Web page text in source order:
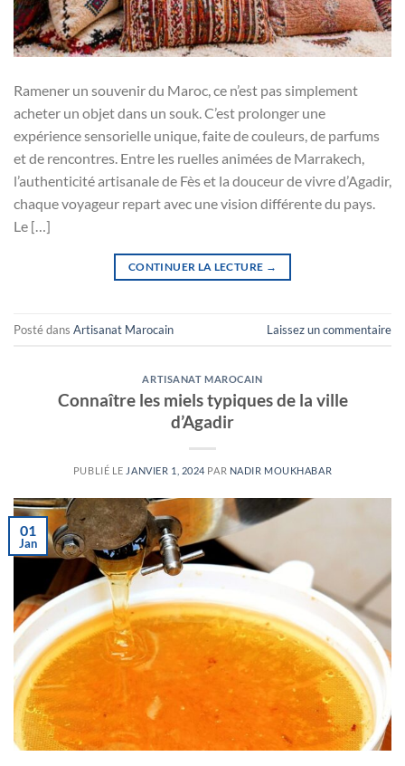
Ramener un souvenir du Maroc, ce n’est pas simplement
acheter un objet dans un souk. C’est prolonger une
expérience sensorielle unique, faite de couleurs, de parfums
et de rencontres. Entre les ruelles animées de Marrakech,
l’authenticité artisanale de Fès et la douceur de vivre d’Agadir,
chaque voyageur repart avec une vision différente du pays.
Le […]
CONTINUER LA LECTURE →
Posté dans Artisanat Marocain Laissez un commentaire
ARTISANAT MAROCAIN
Connaître les miels typiques de la ville
d’Agadir
PUBLIÉ LE JANVIER 1, 2024 PAR NADIR MOUKHABAR
01
Jan